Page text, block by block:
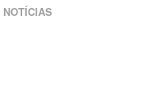
NOTÍCIAS